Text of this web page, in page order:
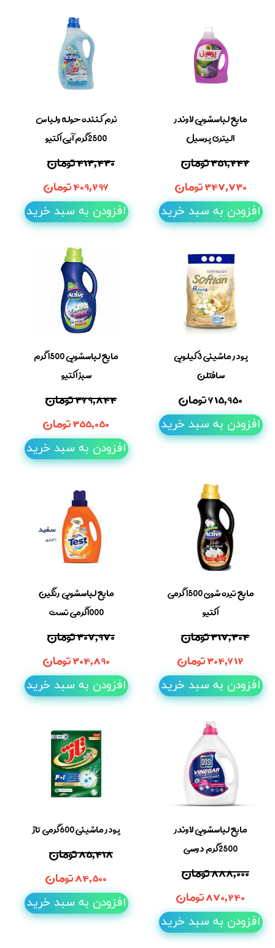
مایع لباسشویی لاوندر
1لیتری پرسیل
۳۵۱,۲۴۲ تومان
۳۴۷,۷۳۰ تومان
افزودن به سبد خرید
نرم کننده حوله ولباس
2500گرم آبی اکتیو
۴۱۳,۴۳۰ تومان
۴۰۹,۲۹۶ تومان
افزودن به سبد خرید
پودر ماشینی 3کیلویی
سافتلن
۶۱۵,۹۵۰ تومان
افزودن به سبد خرید
مایع لباسشویی 1500 گرم
سبز اکتیو
۳۶۹,۸۴۴ تومان
۳۵۵,۰۵۰ تومان
افزودن به سبد خرید
مایع تیره شوی 1500 گرمی
اکتیو
۳۱۷,۳۰۴ تومان
۳۰۴,۶۱۲ تومان
افزودن به سبد خرید
مایع لباسشویی رنگین
1000گرمی تست
۳۰۷,۹۷۰ تومان
۳۰۴,۸۹۰ تومان
افزودن به سبد خرید
مایع لباسشویی لاوندر
2500گرم دوسی
۸۸۸,۰۰۰ تومان
۸۷۰,۲۴۰ تومان
افزودن به سبد خرید
پودر ماشینی 600گرمی تاژ
۸۵,۴۱۸ تومان
۸۴,۵۰۰ تومان
افزودن به سبد خرید